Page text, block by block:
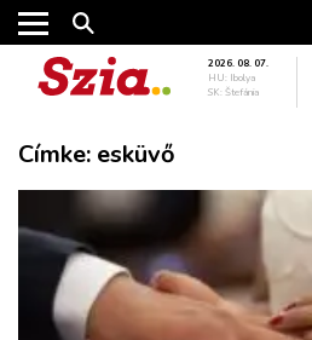
VÁROS
2026. 08. 07.
HU: Ibolya
SK: Štefánia
Címke: esküvő